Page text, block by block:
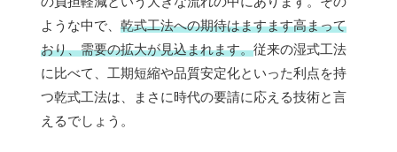
ような中で、 乾式工法への期待はますます高まって
おり、需要の拡大が見込まれます。従来の湿式工法
に比べて、工期短縮や品質安定化といった利点を持
つ乾式工法は、まさに時代の要請に応える技術と言
えるでしょう。